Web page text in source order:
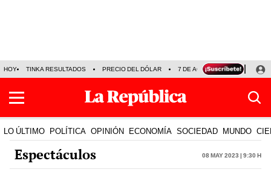
HOY TINKA RESULTADOS PRECIO DEL DÓLAR 7 DE AGOSTO OLLANTA
LO ÚLTIMO POLÍTICA OPINIÓN ECONOMÍA SOCIEDAD MUNDO
Espectáculos 08 May 2023 | 9:30 h